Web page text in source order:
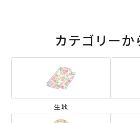
カテゴリーか
生地